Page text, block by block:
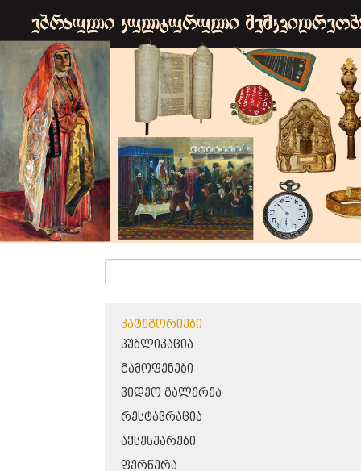
ᲙᲐᲢᲔᲒᲝᲠᲘᲔᲑᲘ
ᲞᲣᲑᲚᲘᲙᲐᲪᲘᲐ
ᲒᲐᲛᲝᲤᲔᲜᲔᲑᲘ
ᲕᲘᲓᲔᲝ ᲒᲐᲚᲔᲠᲔᲐ
ᲠᲔᲡᲢᲐᲕᲠᲐᲪᲘᲐ
ᲐᲥᲡᲔᲡᲣᲐᲠᲔᲑᲘ
ᲤᲔᲠᲬᲔᲠᲐ